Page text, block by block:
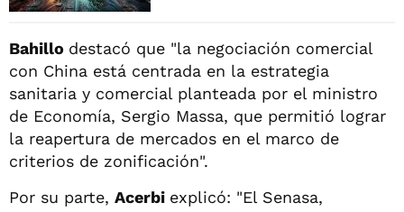
Bahillo destacó que "la negociación comercial
con China está centrada en la estrategia
sanitaria y comercial planteada por el ministro
de Economía, Sergio Massa, que permitió lograr
la reapertura de mercados en el marco de
criterios de zonificación".
Por su parte, Acerbi explicó: "El Senasa,